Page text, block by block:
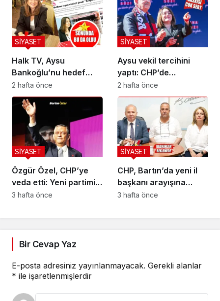
Halk TV, Aysu
Bankoğlu’nu hedef
aldı!
SİYASET
2 hafta önce
Aysu vekil tercihini
yaptı: CHP’de
kalıyorum
SİYASET
2 hafta önce
Özgür Özel, CHP’ye
veda etti: Yeni partimizi
kuruyoruz
SİYASET
3 hafta önce
CHP, Bartın’da yeni il
başkanı arayışına
başladı
SİYASET
3 hafta önce
Bir Cevap Yaz
E-posta adresiniz yayınlanmayacak. Gerekli alanlar
* ile işaretlenmişlerdir